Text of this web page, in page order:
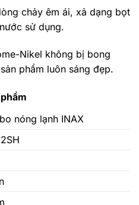
chảy êm ái, xả dạng bọt
sử dụng.
Nikel không bị bong
phẩm luôn sáng đẹp.
nóng lạnh INAX